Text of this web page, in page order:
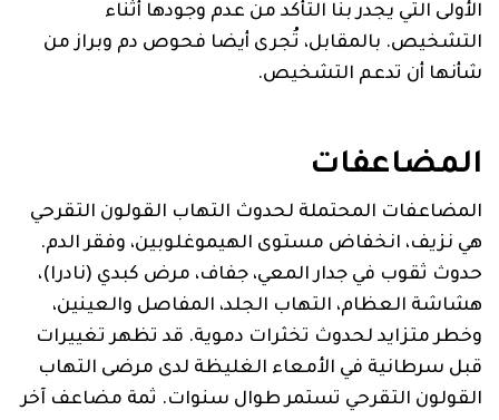
الأولى التي يجدر بنا التأكد من عدم وجودها أثناء
التشخيص. بالمقابل، تُجرى أيضا فحوص دم وبراز من
شأنها أن تدعم التشخيص.
المضاعفات
المضاعفات المحتملة لحدوث التهاب القولون التقرحي
هي نزيف، انخفاض مستوى الهيموغلوبين، وفقر الدم.
حدوث ثقوب في جدار المعي، جفاف، مرض كبدي (نادرا)،
هشاشة العظام، التهاب الجلد، المفاصل والعينين،
وخطر متزايد لحدوث تخثرات دموية. قد تظهر تغييرات
قبل سرطانية في الأمعاء الغليظة لدى مرضى التهاب
القولون التقرحي تستمر طوال سنوات. ثمة مضاعف آخر